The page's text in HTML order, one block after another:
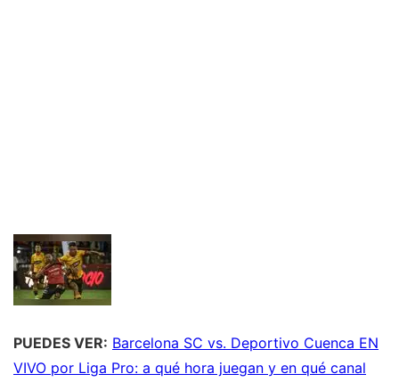
PUEDES VER: Barcelona SC vs. Deportivo Cuenca EN
VIVO por Liga Pro: a qué hora juegan y en qué canal